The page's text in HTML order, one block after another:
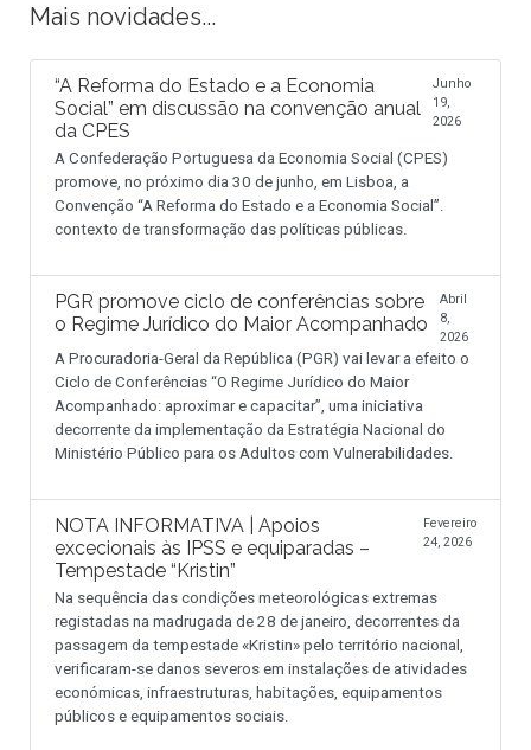
Mais novidades...
“A Reforma do Estado e a Economia
Social” em discussão na convenção anual
da CPES
Junho
19,
2026
A Confederação Portuguesa da Economia Social (CPES)
promove, no próximo dia 30 de junho, em Lisboa, a
Convenção “A Reforma do Estado e a Economia Social”.
contexto de transformação das políticas públicas.
PGR promove ciclo de conferências sobre
o Regime Jurídico do Maior Acompanhado
Abril
8,
2026
A Procuradoria-Geral da República (PGR) vai levar a efeito o
Ciclo de Conferências “O Regime Jurídico do Maior
Acompanhado: aproximar e capacitar”, uma iniciativa
decorrente da implementação da Estratégia Nacional do
Ministério Público para os Adultos com Vulnerabilidades.
NOTA INFORMATIVA | Apoios
excecionais às IPSS e equiparadas –
Tempestade “Kristin”
Fevereiro
24, 2026
Na sequência das condições meteorológicas extremas
registadas na madrugada de 28 de janeiro, decorrentes da
passagem da tempestade «Kristin» pelo território nacional,
verificaram-se danos severos em instalações de atividades
económicas, infraestruturas, habitações, equipamentos
públicos e equipamentos sociais.